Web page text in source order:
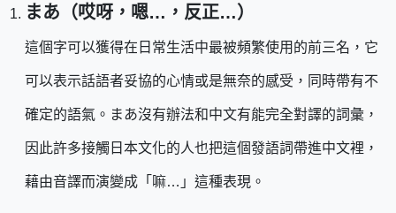
まあ（哎呀，嗯…，反正…）
這個字可以獲得在日常生活中最被頻繁使用的前三名，它
可以表示話語者妥協的心情或是無奈的感受，同時帶有不
確定的語氣。まあ沒有辦法和中文有能完全對譯的詞彙，
因此許多接觸日本文化的人也把這個發語詞帶進中文裡，
藉由音譯而演變成「嘛…」這種表現。